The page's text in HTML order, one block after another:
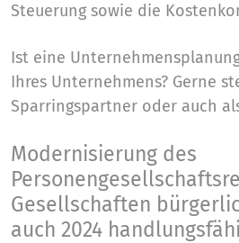
Steuerung sowie die
Ist eine
Ihres Unternehmens? Gerne
Sparringspartner oder auch
Modernisierung des
Gesellschaften
auch 2024